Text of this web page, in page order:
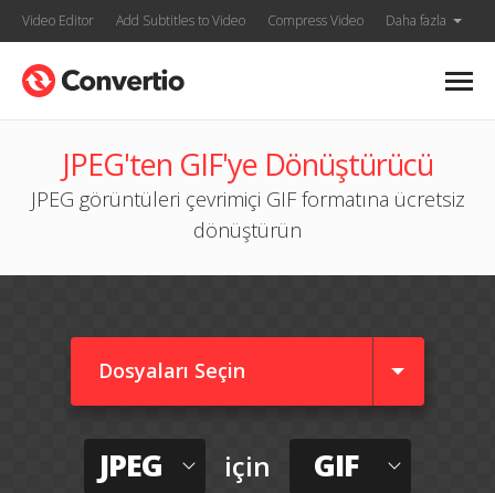
Video Editor Add Subtitles to Video Compress Video Daha fazla
JPEG'ten GIF'ye Dönüştürücü
JPEG görüntüleri çevrimiçi GIF formatına ücretsiz
dönüştürün
Dosyaları Seçin
JPEG için GIF